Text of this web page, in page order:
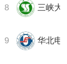
三峡大